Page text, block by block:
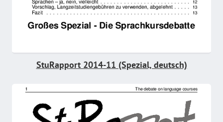
StuRapport 2014-11 (Spezial, deutsch)